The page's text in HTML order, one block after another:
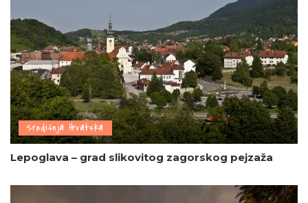
Središnja Hrvatska
Lepoglava – grad slikovitog zagorskog pejzaža